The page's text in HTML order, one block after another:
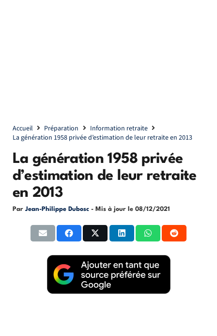
Accueil Préparation
Information retraite
La génération 1958 privée d’estimation de leur retraite en 2013
La génération 1958 privée
d’estimation de leur retraite
en 2013
Par Jean-Philippe Dubosc - Mis à jour le 08/12/2021